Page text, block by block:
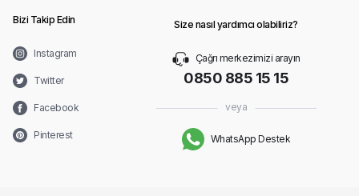
Bizi Takip Edin
Instagram
Twitter
Facebook
Pinterest
Size nasıl yardımcı olabiliriz?
Çağrı merkezimizi arayın
0850 885 15 15
veya
WhatsApp Destek